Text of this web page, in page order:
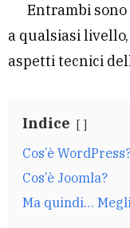
Entrambi
a qualsiasi
aspetti tecnici
Indice
Cos’è
Cos’è Joomla?
Ma quindi…